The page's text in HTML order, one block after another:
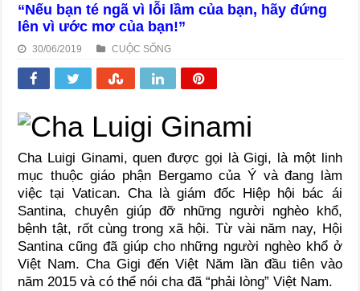
“Nếu bạn té ngã vì lỗi lầm của bạn, hãy đứng
lên vì ước mơ của bạn!”
30/06/2019 CUỘC SỐNG
Cha Luigi Ginami, quen được gọi là Gigi, là một linh
mục thuộc giáo phận Bergamo của Ý và đang làm
việc tại Vatican. Cha là giám đốc Hiệp hội bác ái
Santina, chuyên giúp đỡ những người nghèo khổ,
bệnh tật, rốt cùng trong xã hội. Từ vài năm nay, Hội
Santina cũng đã giúp cho những người nghèo khổ ở
Việt Nam. Cha Gigi đến Việt Năm lần đầu tiên vào
năm 2015 và có thể nói cha đã “phải lòng” Việt Nam.